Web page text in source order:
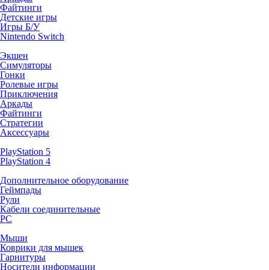
Файтинги
Детские игры
Игры Б/У
Nintendo Switch
Экшен
Симуляторы
Гонки
Ролевые игры
Приключения
Аркады
Файтинги
Стратегии
Аксессуары
PlayStation 5
PlayStation 4
Дополнительное оборудование
Геймпады
Рули
Кабели соединительные
PC
Мыши
Коврики для мышек
Гарнитуры
Носители информации